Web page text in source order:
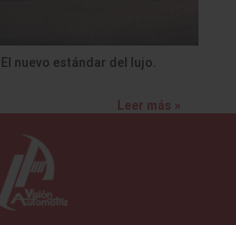
nuevo estándar del lujo.
Leer más »